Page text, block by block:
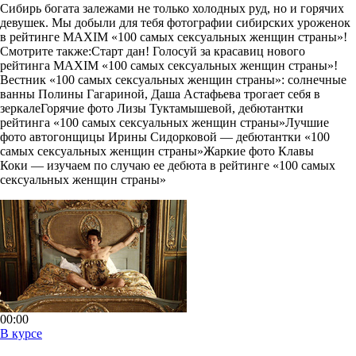
Сибирь богата залежами не только холодных руд, но и горячих
девушек. Мы добыли для тебя фотографии сибирских уроженок
в рейтинге MAXIM «100 самых сексуальных женщин страны»!
Смотрите также:Старт дан! Голосуй за красавиц нового
рейтинга MAXIM «100 самых сексуальных женщин страны»!
Вестник «100 самых сексуальных женщин страны»: солнечные
ванны Полины Гагариной, Даша Астафьева трогает себя в
зеркалеГорячие фото Лизы Туктамышевой, дебютантки
рейтинга «100 самых сексуальных женщин страны»Лучшие
фото автогонщицы Ирины Сидорковой — дебютантки «100
самых сексуальных женщин страны»Жаркие фото Клавы
Коки — изучаем по случаю ее дебюта в рейтинге «100 самых
сексуальных женщин страны»
00:00
В курсе